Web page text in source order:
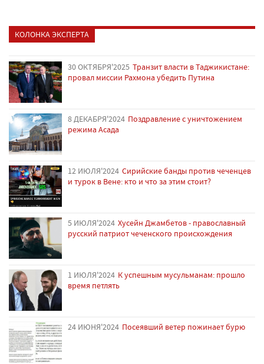
КОЛОНКА ЭКСПЕРТА
30 ОКТЯБРЯ'2025 Транзит власти в Таджикистане:
провал миссии Рахмона убедить Путина
8 ДЕКАБРЯ'2024 Поздравление с уничтожением
режима Асада
12 ИЮЛЯ'2024 Сирийские банды против чеченцев
и турок в Вене: кто и что за этим стоит?
5 ИЮЛЯ'2024 Хусейн Джамбетов - православный
русский патриот чеченского происхождения
1 ИЮЛЯ'2024 К успешным мусульманам: прошло
время петлять
24 ИЮНЯ'2024 Посеявший ветер пожинает бурю